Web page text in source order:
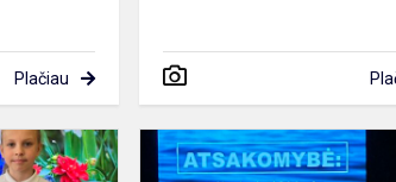
Plačiau
Pradinukų
skaitymo